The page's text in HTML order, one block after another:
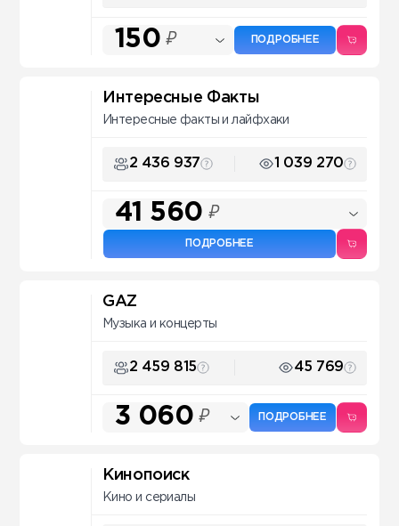
150 ₽ ПОДРОБНЕЕ
Интересные Факты
Интересные факты и лайфхаки
2 436 937 1 039 270
41 560 ₽
ПОДРОБНЕЕ
GAZ
Музыка и концерты
2 459 815 45 769
3 060 ₽ ПОДРОБНЕЕ
Кинопоиск
Кино и сериалы